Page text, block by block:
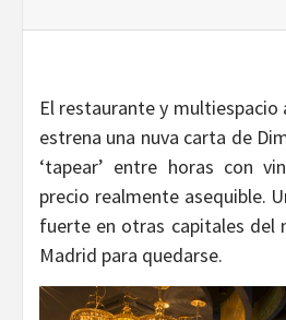
El restaurante y multiespacio
estrena una nuva carta de
‘tapear’ entre horas con
precio realmente asequible.
fuerte en otras capitales del
Madrid para quedarse.